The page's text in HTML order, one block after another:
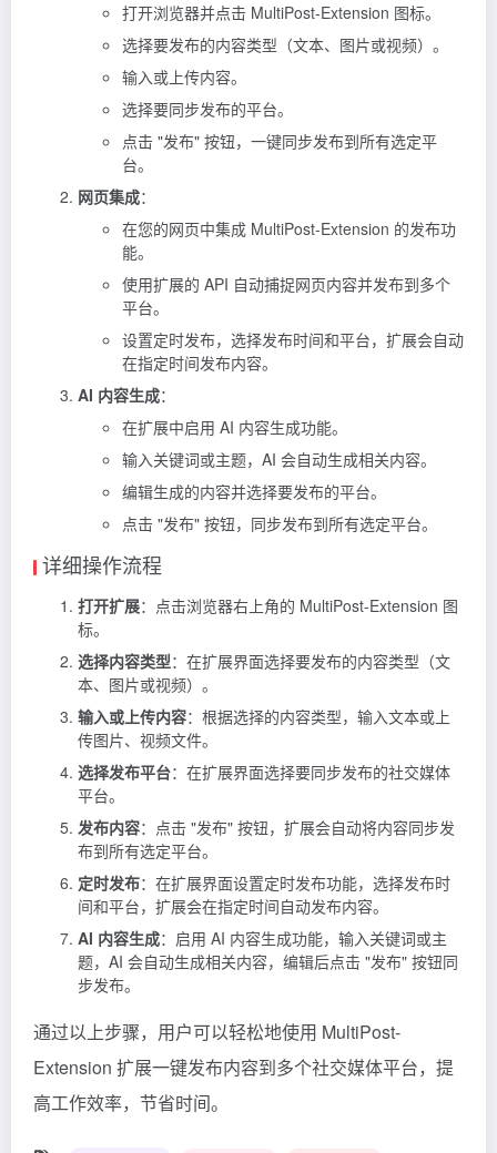
打开浏览器并点击 MultiPost-Extension 图标。
选择要发布的内容类型（文本、图片或视频）。
输入或上传内容。
选择要同步发布的平台。
点击 "发布" 按钮，一键同步发布到所有选定平
台。
网页集成：
在您的网页中集成 MultiPost-Extension 的发布功
能。
使用扩展的 API 自动捕捉网页内容并发布到多个
平台。
设置定时发布，选择发布时间和平台，扩展会自动
在指定时间发布内容。
AI 内容生成：
在扩展中启用 AI 内容生成功能。
输入关键词或主题，AI 会自动生成相关内容。
编辑生成的内容并选择要发布的平台。
点击 "发布" 按钮，同步发布到所有选定平台。
详细操作流程
打开扩展：点击浏览器右上角的 MultiPost-Extension 图
标。
选择内容类型：在扩展界面选择要发布的内容类型（文
本、图片或视频）。
输入或上传内容：根据选择的内容类型，输入文本或上
传图片、视频文件。
选择发布平台：在扩展界面选择要同步发布的社交媒体
平台。
发布内容：点击 "发布" 按钮，扩展会自动将内容同步发
布到所有选定平台。
定时发布：在扩展界面设置定时发布功能，选择发布时
间和平台，扩展会在指定时间自动发布内容。
AI 内容生成：启用 AI 内容生成功能，输入关键词或主
题，AI 会自动生成相关内容，编辑后点击 "发布" 按钮同
步发布。
通过以上步骤，用户可以轻松地使用 MultiPost-
Extension 扩展一键发布内容到多个社交媒体平台，提
高工作效率，节省时间。